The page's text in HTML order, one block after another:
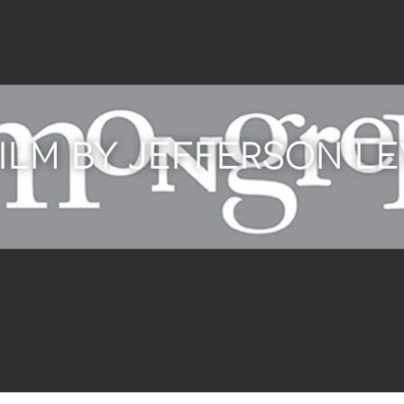
BY JEFFERSON